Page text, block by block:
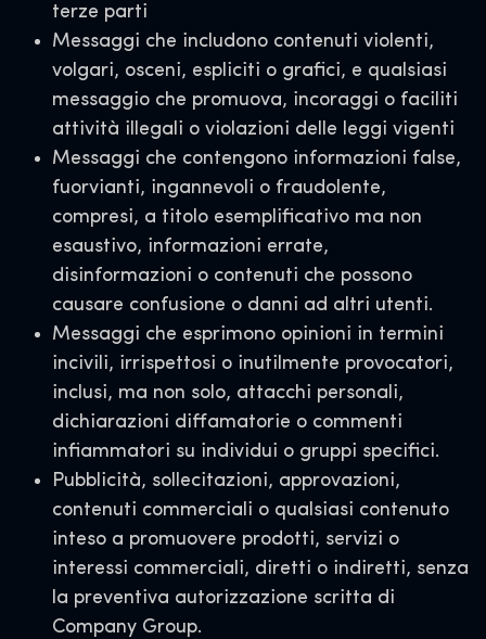
terze parti
Messaggi che includono contenuti violenti,
volgari, osceni, espliciti o grafici, e qualsiasi
messaggio che promuova, incoraggi o faciliti
attività illegali o violazioni delle leggi vigenti
Messaggi che contengono informazioni false,
fuorvianti, ingannevoli o fraudolente,
compresi, a titolo esemplificativo ma non
esaustivo, informazioni errate,
disinformazioni o contenuti che possono
causare confusione o danni ad altri utenti.
Messaggi che esprimono opinioni in termini
incivili, irrispettosi o inutilmente provocatori,
inclusi, ma non solo, attacchi personali,
dichiarazioni diffamatorie o commenti
infiammatori su individui o gruppi specifici.
Pubblicità, sollecitazioni, approvazioni,
contenuti commerciali o qualsiasi contenuto
inteso a promuovere prodotti, servizi o
interessi commerciali, diretti o indiretti, senza
la preventiva autorizzazione scritta di
Company Group.